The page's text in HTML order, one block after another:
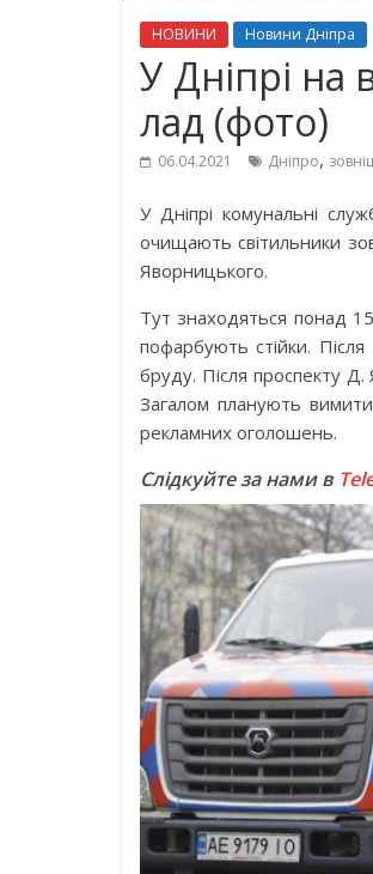
НОВИНИ Новини Дніпра
У Дніпрі на
лад (фото)
06.04.2021 Дніпро,
У Дніпрі комунальні
очищають світильники
Яворницького.
Тут знаходяться понад
пофарбують стійки.
бруду. Після проспекту
Загалом планують
рекламних оголошень.
Слідкуйте за нами в